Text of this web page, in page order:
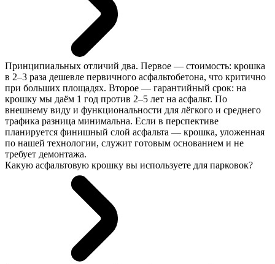
Принципиальных отличий два. Первое — стоимость: крошка
в 2–3 раза дешевле первичного асфальтобетона, что критично
при больших площадях. Второе — гарантийный срок: на
крошку мы даём 1 год против 2–5 лет на асфальт. По
внешнему виду и функциональности для лёгкого и среднего
трафика разница минимальна. Если в перспективе
планируется финишный слой асфальта — крошка, уложенная
по нашей технологии, служит готовым основанием и не
требует демонтажа.
Какую асфальтовую крошку вы используете для парковок?